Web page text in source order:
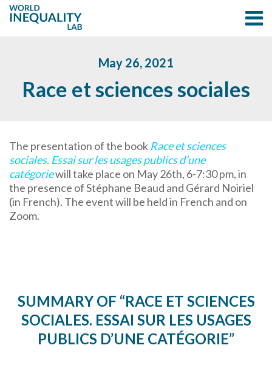
May 26, 2021
Race et sciences sociales
The presentation of the book Race et sciences
sociales. Essai sur les usages publics d’une
catégoriewill take place on May 26th, 6-7:30 pm, in
the presence of Stéphane Beaud and Gérard Noiriel
(in French). The event will be held in French and on
Zoom.
SUMMARY OF “RACE ET SCIENCES
SOCIALES. ESSAI SUR LES USAGES
PUBLICS D’UNE CATÉGORIE”